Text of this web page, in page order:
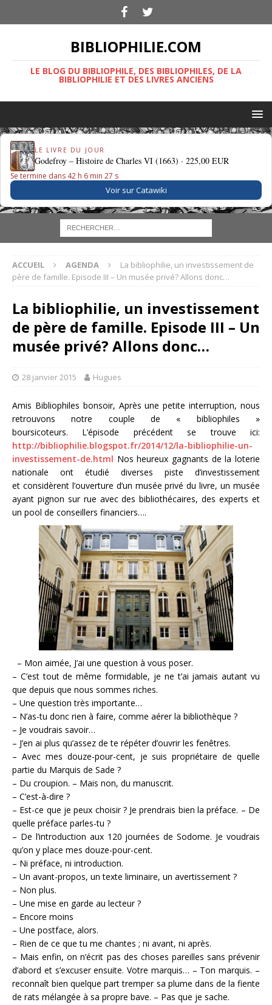
BIBLIOPHILIE.COM
LE BLOG DU BIBLIOPHILE, DES BIBLIOPHILES, DE LA
BIBLIOPHILIE ET DES LIVRES ANCIENS
LE LIVRE DU JOUR
Godefroy – Histoire de Charles VI (1663) ·225,00 EUR
Se termine dans 42 h 6 min 26 s
Voir sur Catawiki
ACCUEIL AGENDA
La bibliophilie, un investissement de
père de famille. Episode III – Un musée privé? Allons donc…
La bibliophilie, un investissement
de père de famille. Episode III – Un
musée privé? Allons donc…
28 janvier 2015 Hugues
Amis Bibliophiles bonsoir, Après une petite interruption, nous
retrouvons notre couple de « bibliophiles »
boursicoteurs. L’épisode précédent se trouve ici:
http://bibliophilie.blogspot.fr/2014/12/la-bibliophilie-un-
investissement-de.html Nos heureux gagnants de la loterie
nationale ont étudié diverses piste d’investissement
et considèrent l’ouverture d’un musée privé du livre, un musée
ayant pignon sur rue avec des bibliothécaires, des experts et
un pool de conseillers financiers….
– Mon aimée, J’ai une question à vous poser.
– C’est tout de même formidable, je ne t’ai jamais autant vu
que depuis que nous sommes riches.
– Une question très importante…
– N’as-tu donc rien à faire, comme aérer la bibliothèque ?
– Je voudrais savoir…
– J’en ai plus qu’assez de te répéter d’ouvrir les fenêtres.
– Avec mes douze-pour-cent, je suis propriétaire de quelle
partie du Marquis de Sade ?
– Du croupion. – Mais non, du manuscrit.
– C’est-à-dire ?
– Est-ce que je peux choisir ? Je prendrais bien la préface. – De
quelle préface parles-tu ?
– De l’introduction aux 120 journées de Sodome. Je voudrais
qu’on y place mes douze-pour-cent.
– Ni préface, ni introduction.
– Un avant-propos, un texte liminaire, un avertissement ?
– Non plus.
– Une mise en garde au lecteur ?
– Encore moins
– Une postface, alors.
– Rien de ce que tu me chantes ; ni avant, ni après.
– Mais enfin, on n’écrit pas des choses pareilles sans prévenir
d’abord et s’excuser ensuite. Votre marquis… – Ton marquis. –
reconnaît bien quelque part tremper sa plume dans de la fiente
de rats mélangée à sa propre bave. – Pas que je sache.